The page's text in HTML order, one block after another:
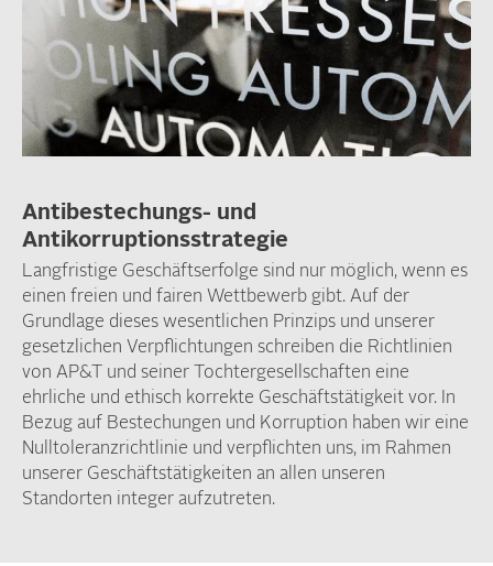
Antibestechungs- und
Antikorruptionsstrategie
Langfristige Geschäftserfolge sind nur möglich, wenn es
einen freien und fairen Wettbewerb gibt. Auf der
Grundlage dieses wesentlichen Prinzips und unserer
gesetzlichen Verpflichtungen schreiben die Richtlinien
von AP&T und seiner Tochtergesellschaften eine
ehrliche und ethisch korrekte Geschäftstätigkeit vor. In
Bezug auf Bestechungen und Korruption haben wir eine
Nulltoleranzrichtlinie und verpflichten uns, im Rahmen
unserer Geschäftstätigkeiten an allen unseren
Standorten integer aufzutreten.